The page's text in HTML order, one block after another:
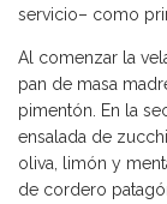
servicio– como
Al comenzar la
pan de masa
pimentón. En la
ensalada de
oliva, limón y
de cordero